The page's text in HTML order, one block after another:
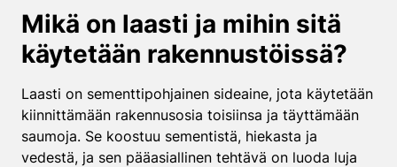
Mikä on laasti ja mihin sitä
käytetään rakennustöissä?
Laasti on sementtipohjainen sideaine, jota käytetään
kiinnittämään rakennusosia toisiinsa ja täyttämään
saumoja. Se koostuu sementistä, hiekasta ja
vedestä, ja sen pääasiallinen tehtävä on luoda luja